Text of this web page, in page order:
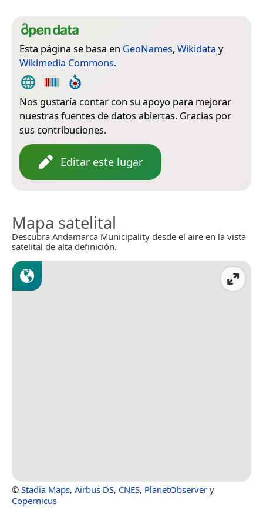
Esta página se basa en GeoNames, Wikidata y
Wikimedia Commons.
Nos gustaría contar con su apoyo para mejorar
nuestras fuentes de datos abiertas. Gracias por
sus contribuciones.
Editar este lugar
Mapa satelital
Descubra Andamarca Municipality desde el aire en la vista
satelital de alta definición.
© Stadia Maps, Airbus DS, CNES, PlanetObserver y
Copernicus